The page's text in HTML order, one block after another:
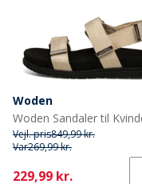
Woden
Vejl. pris849,99 kr.
Var269,99 kr.
Current
229,99 kr.